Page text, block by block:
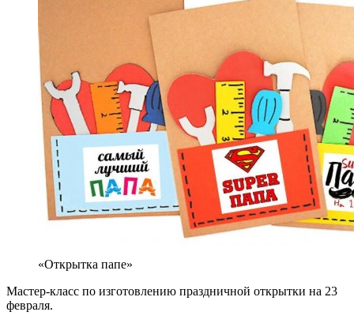
«Открытка папе»
Мастер-класс по изготовлению праздничной открытки на 23
февраля.